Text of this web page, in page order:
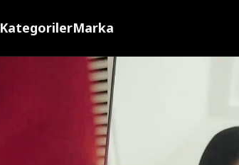
KategorilerMarka